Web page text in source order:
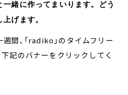
緒に作ってまいります。どう
げます。
間、「radiko」のタイムフリー
記のバナーをクリックしてく